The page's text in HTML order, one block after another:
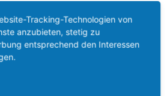
zuvor gekürzt. Nur in
volle IP-Adresse an einen Server von
und dort gekürzt. Im Auftrag des
wird Google diese Informationen
Tracking-Technologien von
anzubieten, stetig zu
entsprechend den Interessen